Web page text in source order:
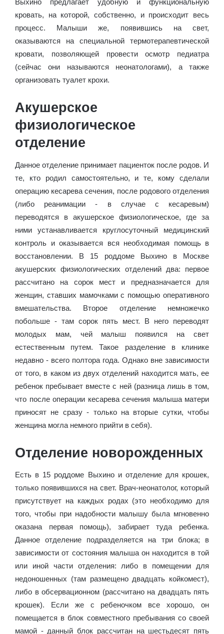
Выхино предлагает удобную и функциональную
кровать, на которой, собственно, и происходит весь
процесс. Малыши же, появившись на свет,
оказываются на специальной термотерапевтической
кровати, позволяющей провести осмотр педиатра
(сейчас они называются неонатологами), а также
организовать туалет крохи.
Акушерское
физиологическое
отделение
Данное отделение принимает пациенток после родов. И
те, кто родил самостоятельно, и те, кому сделали
операцию кесарева сечения, после родового отделения
(либо реанимации - в случае с кесаревым)
переводятся в акушерское физиологическое, где за
ними устанавливается круглосуточный медицинский
контроль и оказывается вся необходимая помощь в
восстановлении. В 15 роддоме Выхино в Москве
акушерских физиологических отделений два: первое
рассчитано на сорок мест и предназначается для
женщин, ставших мамочками с помощью оперативного
вмешательства. Второе отделение немножечко
побольше - там сорок пять мест. В него переводят
молодых мам, чей малыш появился на свет
естественным путем. Такое разделение в клинике
недавно - всего полтора года. Однако вне зависимости
от того, в каком из двух отделений находится мать, ее
ребенок пребывает вместе с ней (разница лишь в том,
что после операции кесарева сечения малыша матери
приносят не сразу - только на вторые сутки, чтобы
женщина могла немного прийти в себя).
Отделение новорожденных
Есть в 15 роддоме Выхино и отделение для крошек,
только появившихся на свет. Врач-неонатолог, который
присутствует на каждых родах (это необходимо для
того, чтобы при надобности малышу была мгновенно
оказана первая помощь), забирает туда ребенка.
Данное отделение подразделяется на три блока; в
зависимости от состояния малыша он находится в той
или иной части отделения: либо в помещении для
недоношенных (там размещено двадцать койкомест),
либо в обсервационном (рассчитано на двадцать пять
крошек). Если же с ребеночком все хорошо, он
помещается в блок совместного пребывания со своей
мамой - данный блок рассчитан на шестьдесят пять